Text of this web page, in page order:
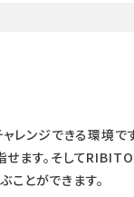
レンジできる環境で
ます。そして
とができます。